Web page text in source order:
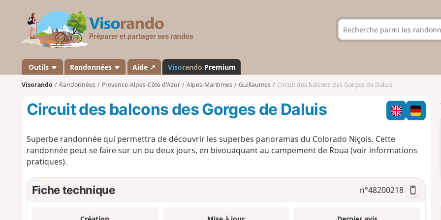
s
a
n
d
Outils Randonnées Aide ↗ Visorando Premium
Visorando Randonnées Provence-Alpes-Côte d'Azur Alpes-Maritimes Guillaumes Circuit des balcons des Gorges de Daluis
Circuit des balcons des Gorges de Daluis
Superbe randonnée qui permettra de découvrir les superbes panoramas du Colorado Niçois. Cette
randonnée peut se faire sur un ou deux jours, en bivouaquant au campement de Roua (voir informations
pratiques).
Fiche technique n°48200218